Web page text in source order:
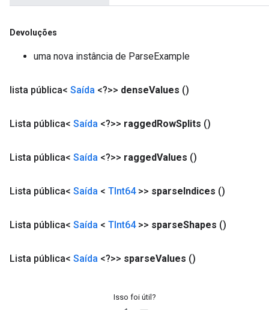
Devoluções
uma nova instância de ParseExample
lista pública< Saída <?>> denseValues ()
Lista pública< Saída <?>> raggedRowSplits ()
Lista pública< Saída <?>> raggedValues ()
Lista pública< Saída < TInt64>> sparseIndices ()
Lista pública< Saída < TInt64>> sparseShapes ()
Lista pública< Saída <?>> sparseValues ()
Isso foi útil?